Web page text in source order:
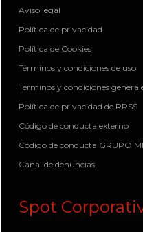
Aviso legal
Política de privacidad
Política de Cookies
Términos y condiciones de uso
Términos y condiciones
Política de privacidad de RRSS
Código de conducta externo
Código de conducta GRUPO
Canal de denuncias
Spot